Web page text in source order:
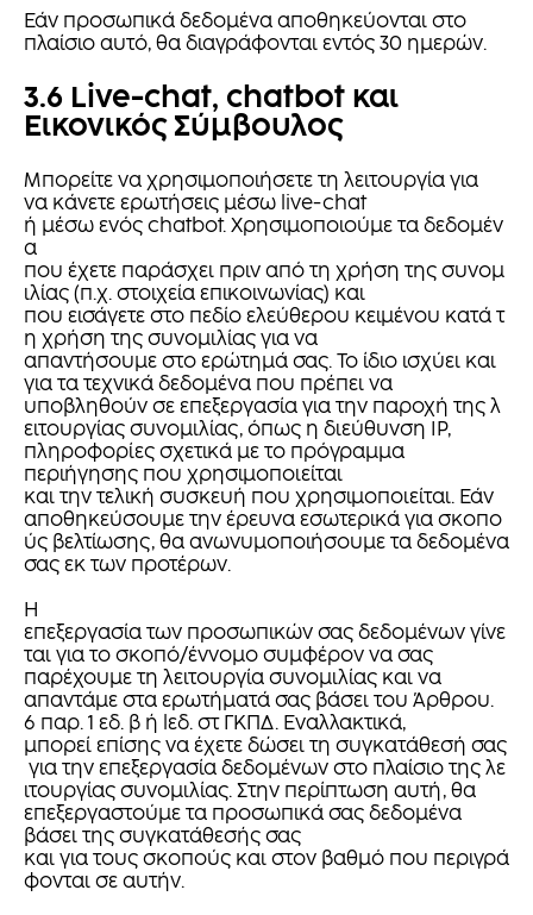
Εάν προσωπικά δεδομένα αποθηκεύονται στο
πλαίσιο αυτό, θα διαγράφονται εντός 30 ημερών.
3.6 Live-chat, chatbot και
Εικονικός Σύμβουλος
Μπορείτε να χρησιμοποιήσετε τη λειτουργία για
να κάνετε ερωτήσεις μέσω live-chat
ή μέσω ενός chatbot. Χρησιμοποιούμε τα δεδομέν
α
που έχετε παράσχει πριν από τη χρήση της συνομ
ιλίας (π.χ. στοιχεία επικοινωνίας) και
που εισάγετε στο πεδίο ελεύθερου κειμένου κατά τ
η χρήση της συνομιλίας για να
απαντήσουμε στο ερώτημά σας. Το ίδιο ισχύει και
για τα τεχνικά δεδομένα που πρέπει να
υποβληθούν σε επεξεργασία για την παροχή της λ
ειτουργίας συνομιλίας, όπως η διεύθυνση IP,
πληροφορίες σχετικά με το πρόγραμμα
περιήγησης που χρησιμοποιείται
και την τελική συσκευή που χρησιμοποιείται. Εάν
αποθηκεύσουμε την έρευνα εσωτερικά για σκοπο
ύς βελτίωσης, θα ανωνυμοποιήσουμε τα δεδομένα
σας εκ των προτέρων.
Η
επεξεργασία των προσωπικών σας δεδομένων γίνε
ται για το σκοπό/έννομο συμφέρον να σας
παρέχουμε τη λειτουργία συνομιλίας και να
απαντάμε στα ερωτήματά σας βάσει του Άρθρου.
6 παρ. 1 εδ. β ή lεδ. στ ΓΚΠΔ. Εναλλακτικά,
μπορεί επίσης να έχετε δώσει τη συγκατάθεσή σας
για την επεξεργασία δεδομένων στο πλαίσιο της λε
ιτουργίας συνομιλίας. Στην περίπτωση αυτή, θα
επεξεργαστούμε τα προσωπικά σας δεδομένα
βάσει της συγκατάθεσής σας
και για τους σκοπούς και στον βαθμό που περιγρά
φονται σε αυτήν.